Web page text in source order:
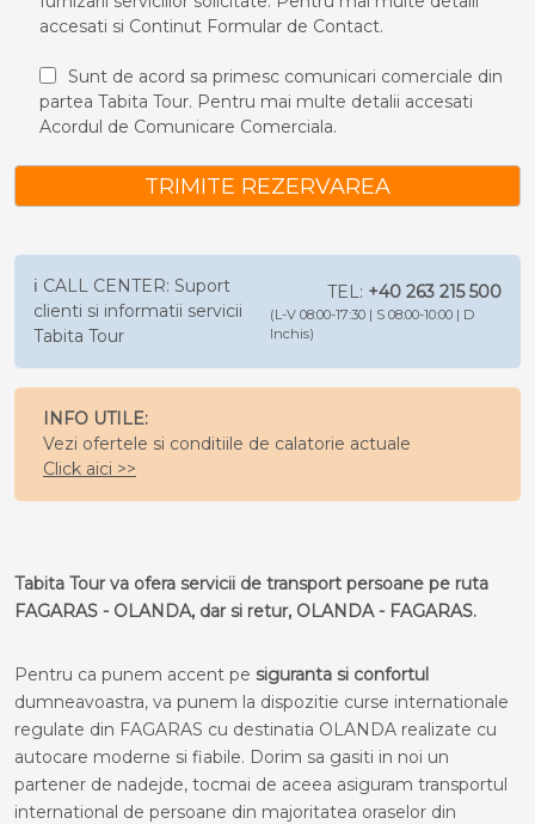
accesati si Continut Formular de Contact.
Sunt de acord sa primesc comunicari comerciale din
partea Tabita Tour. Pentru mai multe detalii accesati
Acordul de Comunicare Comerciala.
TRIMITE REZERVAREA
ℹ️ CALL CENTER: Suport
clienti si informatii servicii
Tabita Tour
TEL: +40 263 215 500
(L-V 08:00-17:30 | S 08:00-10:00 | D
Inchis)
INFO UTILE:
Vezi ofertele si conditiile de calatorie actuale
Click aici >>
Tabita Tour va ofera servicii de transport persoane pe ruta
FAGARAS - OLANDA, dar si retur, OLANDA - FAGARAS.
Pentru ca punem accent pe siguranta si confortul
dumneavoastra, va punem la dispozitie curse internationale
regulate din FAGARAS cu destinatia OLANDA realizate cu
autocare moderne si fiabile. Dorim sa gasiti in noi un
partener de nadejde, tocmai de aceea asiguram transportul
international de persoane din majoritatea oraselor din